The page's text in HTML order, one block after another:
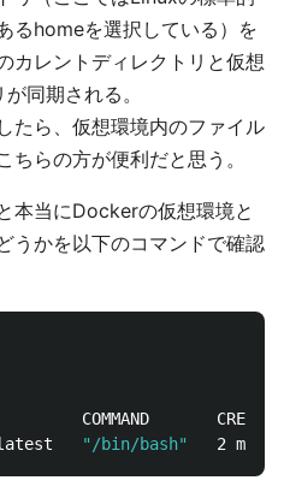
るhomeを選択している）を
カレントディレクトリと仮想
同期される。
たら、仮想環境内のファイル
ちらの方が便利だと思う。
本当にDockerの仮想環境と
うかを以下のコマンドで確認
COMMAND
"/bin/bash"